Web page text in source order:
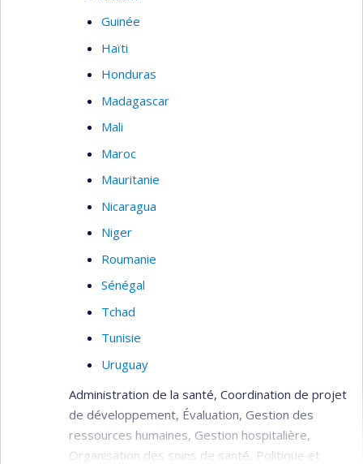
Guinée
Haïti
Honduras
Madagascar
Mali
Maroc
Mauritanie
Nicaragua
Niger
Roumanie
Sénégal
Tchad
Tunisie
Uruguay
Administration de la santé, Coordination de projet
de développement, Évaluation, Gestion des
ressources humaines, Gestion hospitalière,
Organisation des soins de santé, Politique et